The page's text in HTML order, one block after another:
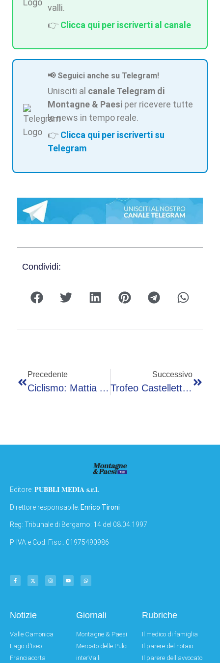
valli.
👉 Clicca qui per iscriverti al canale
📢 Seguici anche su Telegram!
Unisciti al canale Telegram di
Montagne & Paesi per ricevere tutte
le news in tempo reale.
👉 Clicca qui per iscriverti su
Telegram
Condividi:
Precedente
Ciclismo: Mattia Arnoldi Trionfa A Casatico Di Marcaria Nel 5° Trofeo Allianz Bank, Terzo Edoardo Fiorini
Successivo
Trofeo Castelletti, Il Bar Lù Gandino Trionfa A Leffe
Editore: PUBBLI MEDIA s.r.l.
Direttore responsabile: Enrico Tironi
Reg: Tribunale di Bergamo: 14 del 08.04.1997
P. IVA e Cod. Fisc.: 01975490986
Notizie
Valle Camonica
Lago d'Iseo
Franciacorta
Giornali
Montagne & Paesi
Mercato delle Pulci
interValli
Rubriche
Il medico di famiglia
Il parere del notaio
Il parere dell'avvocato